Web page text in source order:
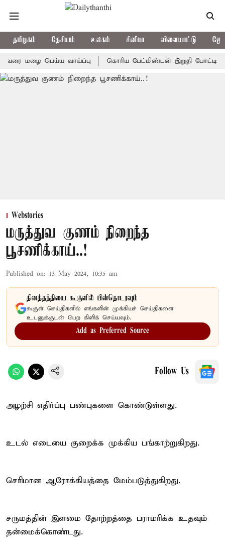
தமிழகம் தேசியம் உலகம் சினிமா விளையாட்டு
பெய்ய வாய்ப்பு கொரிய பேட்மிண்டன் இறுதி போட்டி;
Webstories
மருத்துவ குணம் நிறைந்த
பூசணிக்காய்..!
Published on: 13 May 2024, 10:35 am
தினத்தந்தியை கூகுளில் பின்தொடரவும்
கூகுள் செய்திகளில் எங்களின் முக்கியச் செய்திகளை
உடனுக்குடன் பெற கிளிக் செய்யவும்.
Add as Preferred Source
Follow Us
அழற்சி எதிர்ப்பு பண்புகளை கொண்டுள்ளது.
உடல் எடையை குறைக்க முக்கிய பங்காற்றுகிறது.
செரிமான ஆரோக்கியத்தை மேம்படுத்துகிறது.
சருமத்தின் இளமை தோற்றத்தை பராமரிக்க உதவும்
தன்மைக்கொண்டது.